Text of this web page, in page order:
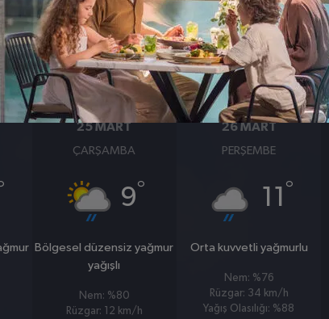
BASINÇ
1007hpa
RÜZGAR
10km/s
25 MART
ÇARŞAMBA
9°
Bölgesel düzensiz yağmur
yağışlı
Nem: %80
Rüzgar: 12 km/h
26 MART
PERŞEMBE
11 °
Orta kuvvetli yağmurlu
Nem: %76
Rüzgar: 34 km/h
Yağış Olasılığı: %88